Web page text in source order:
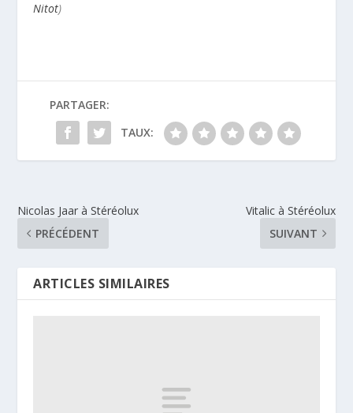
Nitot)
PARTAGER:
TAUX:
Nicolas Jaar à Stéréolux
PRÉCÉDENT
Vitalic à Stéréolux
SUIVANT
ARTICLES SIMILAIRES